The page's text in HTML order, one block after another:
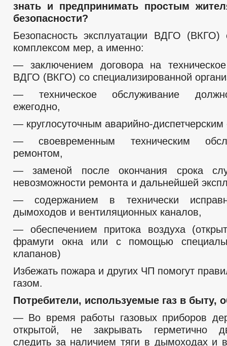
знать и предпринимать простым
безопасности?
Безопасность эксплуатации ВДГО (ВКГО)
комплексом мер, а именно:
— заключением договора на
ВДГО (ВКГО) со специализированной
— техническое обслуживание
ежегодно,
— круглосуточным аварийно-
— своевременным техническим
ремонтом,
— заменой после окончания срока
невозможности ремонта и дальнейшей
— содержанием в технически
дымоходов и вентиляционных каналов,
— обеспечением притока воздуха
фрамуги окна или с помощью
клапанов)
Избежать пожара и других ЧП помогут
газом.
Потребители, используемые газ в быту,
— Во время работы газовых приборов
открытой, не закрывать герметично
следить за наличием тяги в дымоходах и